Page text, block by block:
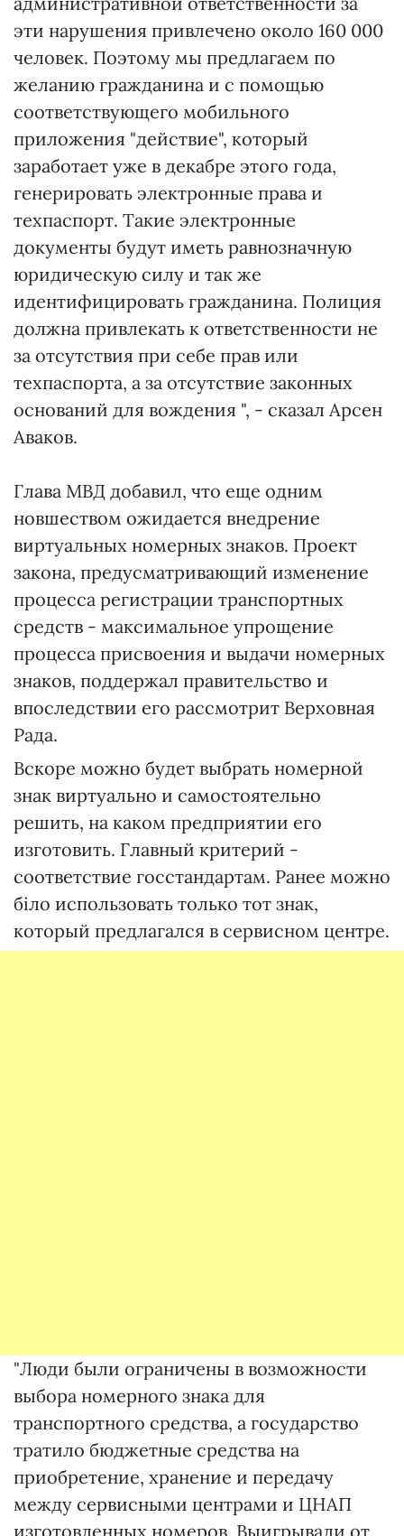
эти нарушения привлечено около 160 000
человек. Поэтому мы предлагаем по
желанию гражданина и с помощью
соответствующего мобильного
приложения "действие", который
заработает уже в декабре этого года,
генерировать электронные права и
техпаспорт. Такие электронные
документы будут иметь равнозначную
юридическую силу и так же
идентифицировать гражданина. Полиция
должна привлекать к ответственности не
за отсутствия при себе прав или
техпаспорта, а за отсутствие законных
оснований для вождения ", - сказал Арсен
Аваков.
Глава МВД добавил, что еще одним
новшеством ожидается внедрение
виртуальных номерных знаков. Проект
закона, предусматривающий изменение
процесса регистрации транспортных
средств - максимальное упрощение
процесса присвоения и выдачи номерных
знаков, поддержал правительство и
впоследствии его рассмотрит Верховная
Рада.
Вскоре можно будет выбрать номерной
знак виртуально и самостоятельно
решить, на каком предприятии его
изготовить. Главный критерий -
соответствие госстандартам. Ранее можно
біло использовать только тот знак,
который предлагался в сервисном центре.
"Люди были ограничены в возможности
выбора номерного знака для
транспортного средства, а государство
тратило бюджетные средства на
приобретение, хранение и передачу
между сервисными центрами и ЦНАП
изготовленных номеров. Выигрывали от